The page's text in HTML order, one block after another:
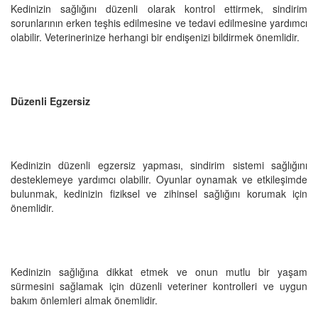
Kedinizin sağlığını düzenli olarak kontrol ettirmek, sindirim
sorunlarının erken teşhis edilmesine ve tedavi edilmesine yardımcı
olabilir. Veterinerinize herhangi bir endişenizi bildirmek önemlidir.
Düzenli Egzersiz
Kedinizin düzenli egzersiz yapması, sindirim sistemi sağlığını
desteklemeye yardımcı olabilir. Oyunlar oynamak ve etkileşimde
bulunmak, kedinizin fiziksel ve zihinsel sağlığını korumak için
önemlidir.
Kedinizin sağlığına dikkat etmek ve onun mutlu bir yaşam
sürmesini sağlamak için düzenli veteriner kontrolleri ve uygun
bakım önlemleri almak önemlidir.